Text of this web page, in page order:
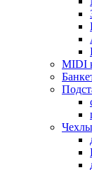
MIDI